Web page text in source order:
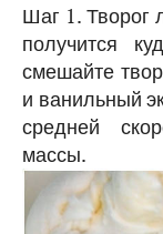
Шаг 1. Творог
получится
смешайте
и ванильный
средней
массы.